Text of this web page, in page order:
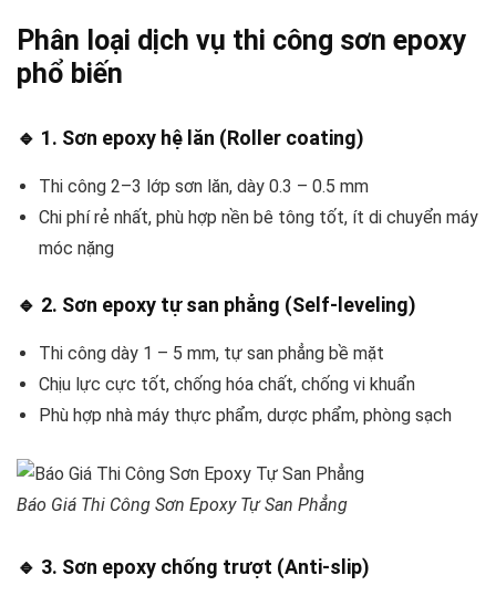
Phân loại dịch vụ thi công sơn epoxy
phổ biến
🔹 1. Sơn epoxy hệ lăn (Roller coating)
Thi công 2–3 lớp sơn lăn, dày 0.3 – 0.5 mm
Chi phí rẻ nhất, phù hợp nền bê tông tốt, ít di chuyển máy
móc nặng
🔹 2. Sơn epoxy tự san phẳng (Self-leveling)
Thi công dày 1 – 5 mm, tự san phẳng bề mặt
Chịu lực cực tốt, chống hóa chất, chống vi khuẩn
Phù hợp nhà máy thực phẩm, dược phẩm, phòng sạch
Báo Giá Thi Công Sơn Epoxy Tự San Phẳng
🔹 3. Sơn epoxy chống trượt (Anti-slip)